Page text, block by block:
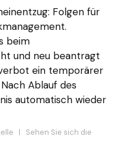
Folgen für
beim
und neu beantragt
ein temporärer
Ablauf des
automatisch wieder
| Sehen Sie sich die